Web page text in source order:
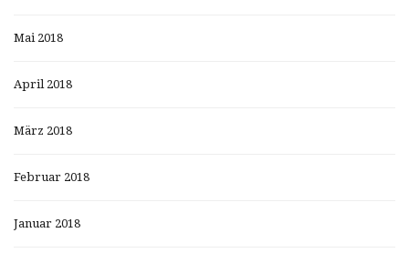
Mai 2018
April 2018
März 2018
Februar 2018
Januar 2018